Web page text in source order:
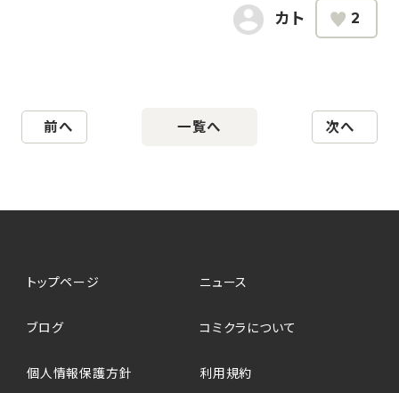
カト 2
前へ 次へ
一覧へ
トップページ ニュース
ブログ コミクラについて
個人情報保護方針 利用規約